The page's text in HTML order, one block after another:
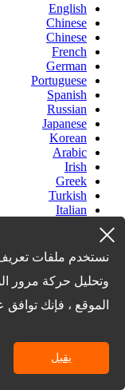
English
Chinese
Chinese
French
German
Portuguese
Spanish
Russian
Japanese
Korean
Arabic
Irish
Greek
Turkish
Italian
Indonesian
Czech
Afrikaans
Swedish
Polish
Catalan
Esperanto
نستخدم ملفات
وتحليل حركة مرور
الموقع ، فإنك
يقبل